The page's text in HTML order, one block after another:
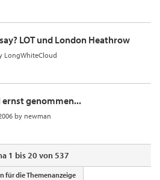
LOT und London Heathrow
LongWhiteCloud
ernst genommen...
by newman
1 bis 20 von 537
für die Themenanzeige